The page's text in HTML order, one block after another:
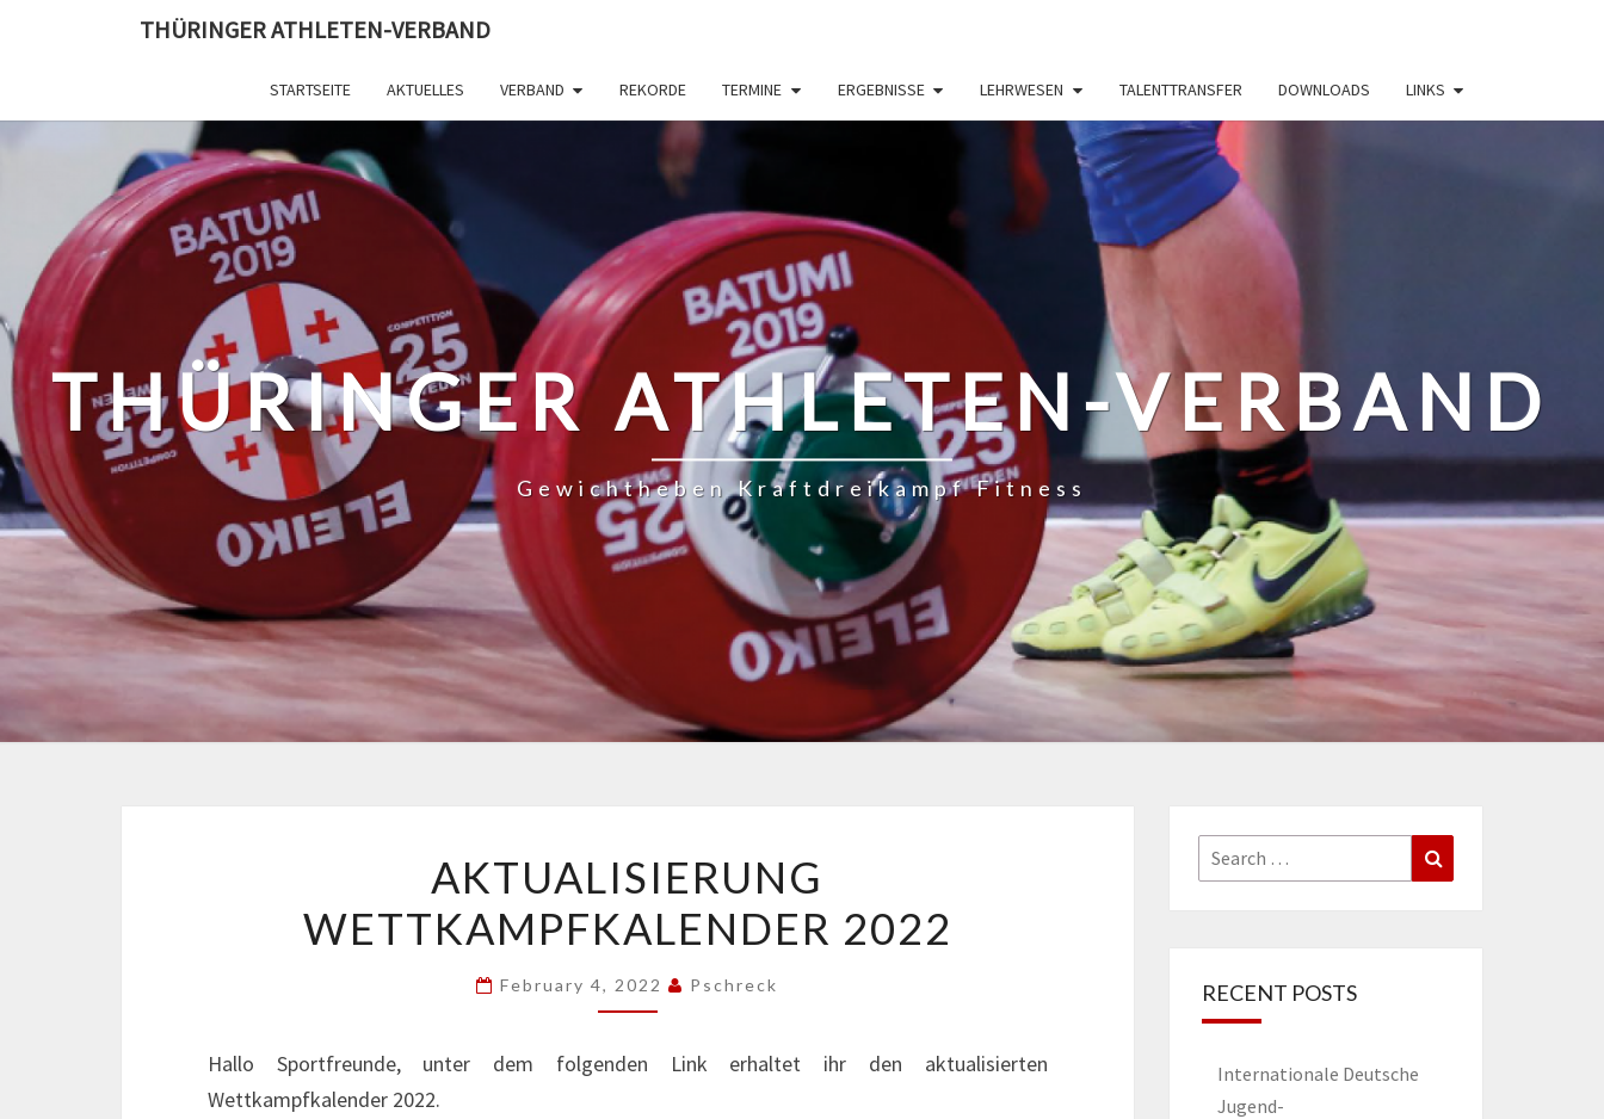
THÜRINGER ATHLETEN-VERBAND
STARTSEITE AKTUELLES VERBAND REKORDE TERMINE ERGEBNISSE LEHRWESEN TALENTTRANSFER DOWNLOADS LINKS
THÜRINGER ATHLETEN-VERBAND
Gewichtheben Kraftdreikampf Fitness
WETTKAMPFKALENDER
2022
AKTUALISIERUNG
WETTKAMPFKALENDER 2022
February 4, 2022 Pschreck
Hallo Sportfreunde, unter dem folgenden Link erhaltet ihr den aktualisierten
Wettkampfkalender 2022.
Search
for:
RECENT POSTS
Internationale Deutsche
Jugend-